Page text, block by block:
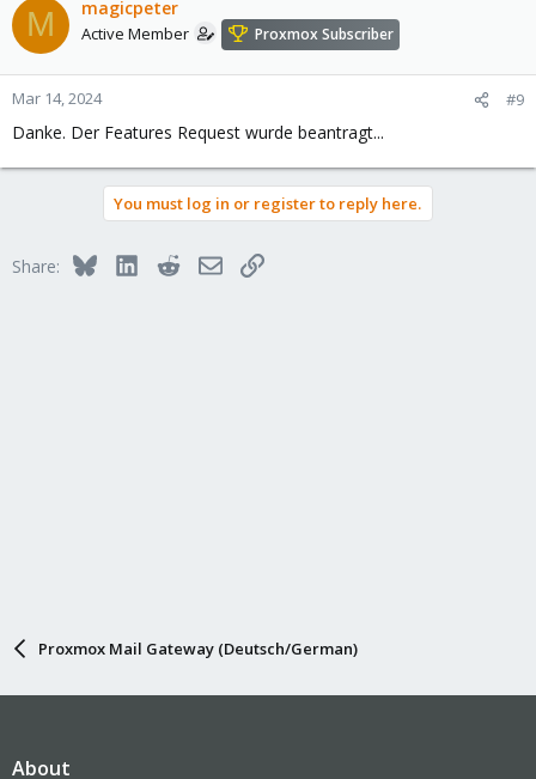
M magicpeter
Active Member Proxmox Subscriber
Mar 14, 2024 #9
Danke. Der Features Request wurde beantragt...
You must log in or register to reply here.
Share: BlueskyLinkedInRedditEmailLink
Proxmox Mail Gateway (Deutsch/German)
About